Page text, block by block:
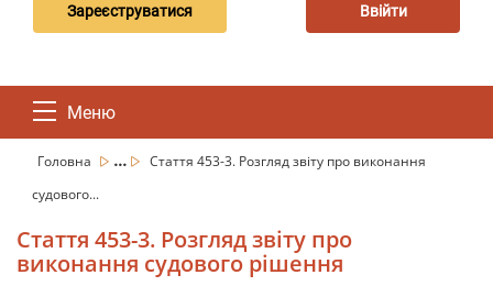
Зареєструватися Ввійти
Меню
Головна ...
Стаття 453-3. Розгляд звіту про виконання
судового...
Стаття 453-3. Розгляд звіту про
виконання судового рішення